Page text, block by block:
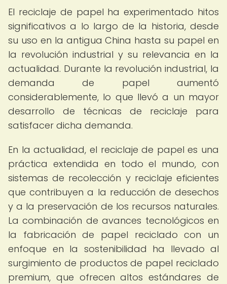
El reciclaje de papel ha experimentado hitos
significativos a lo largo de la historia, desde
su uso en la antigua China hasta su papel en
la revolución industrial y su relevancia en la
actualidad. Durante la revolución industrial, la
demanda de papel aumentó
considerablemente, lo que llevó a un mayor
desarrollo de técnicas de reciclaje para
satisfacer dicha demanda.
En la actualidad, el reciclaje de papel es una
práctica extendida en todo el mundo, con
sistemas de recolección y reciclaje eficientes
que contribuyen a la reducción de desechos
y a la preservación de los recursos naturales.
La combinación de avances tecnológicos en
la fabricación de papel reciclado con un
enfoque en la sostenibilidad ha llevado al
surgimiento de productos de papel reciclado
premium, que ofrecen altos estándares de